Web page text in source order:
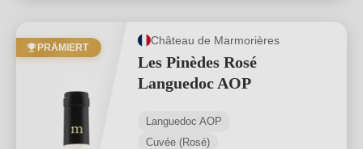
PRÄMIERT
Château de Marmorières
Les Pinèdes Rosé
Languedoc AOP
Languedoc AOP
Cuvée (Rosé)